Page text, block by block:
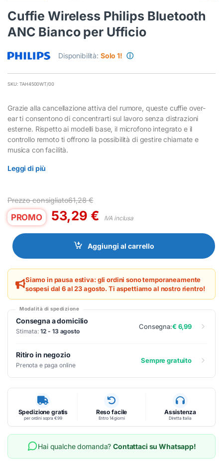
Cuffie Wireless Philips Bluetooth
ANC Bianco per Ufficio
Disponibilità: Solo 1! ⓘ
SKU: TAH4500WT/00
Grazie alla cancellazione attiva del rumore, queste cuffie over-
ear ti consentono di concentrarti sul lavoro senza distrazioni
esterne. Rispetto ai modelli base, il microfono integrato e il
controllo remoto ti offrono la possibilità di gestire chiamate e
musica con facilità.
Leggi di più
Prezzo consigliato61,28€
PROMO 53,29 € IVA inclusa
Aggiungi al carrello
Siamo in pausa estiva: gli ordini sono temporaneamente
sospesi dal 6 al 23 agosto. Ti aspettiamo al nostro rientro!
Modalità di spedizione
Consegna a domicilio
Stimata: 12 - 13 agosto
Consegna:€ 6,99
Ritiro in negozio
Prenota e paga online
Sempre gratuito
Spedizione gratis
per ordini sopra €99
Reso facile
Entro 14 giorni
Assistenza
Diretta Italia
Hai qualche domanda?Contattaci su Whatsapp!